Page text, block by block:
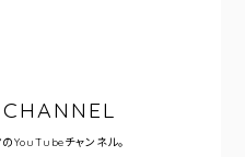
YouTubeチャンネル。